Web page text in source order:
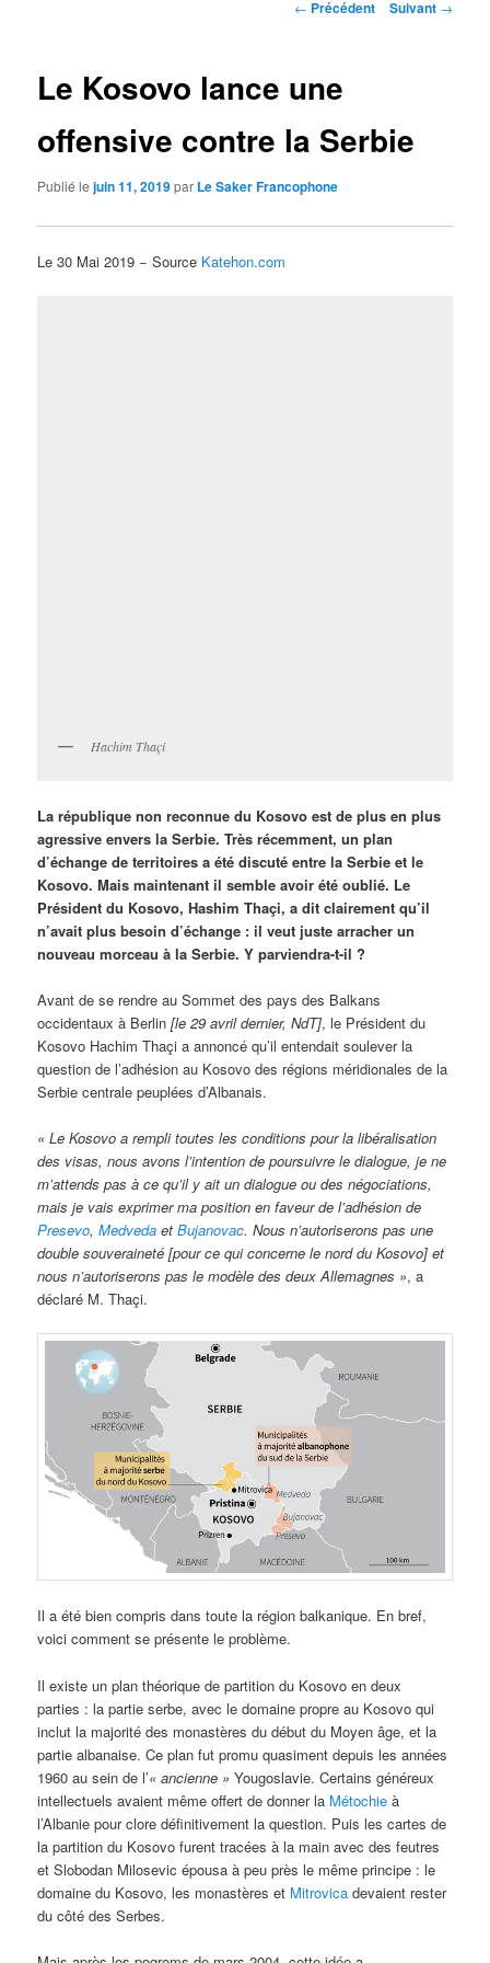
Navigation
← Précédent Suivant →
Le Kosovo lance une
offensive contre la Serbie
Publié lejuin 11, 2019par Le Saker Francophone
Le 30 Mai 2019 − Source Katehon.com
Hachim Thaçi
La république non reconnue du Kosovo est de plus en plus
agressive envers la Serbie. Très récemment, un plan
d’échange de territoires a été discuté entre la Serbie et le
Kosovo. Mais maintenant il semble avoir été oublié. Le
Président du Kosovo, Hashim Thaçi, a dit clairement qu’il
n’avait plus besoin d’échange : il veut juste arracher un
nouveau morceau à la Serbie. Y parviendra-t-il ?
Avant de se rendre au Sommet des pays des Balkans
occidentaux à Berlin[le 29 avril dernier, NdT], le Président du
Kosovo Hachim Thaçi a annoncé qu’il entendait soulever la
question de l’adhésion au Kosovo des régions méridionales de la
Serbie centrale peuplées d’Albanais.
« Le Kosovo a rempli toutes les conditions pour la libéralisation
des visas, nous avons l’intention de poursuivre le dialogue, je ne
m’attends pas à ce qu’il y ait un dialogue ou des négociations,
mais je vais exprimer ma position en faveur de l’adhésion de
Presevo,Medveda etBujanovac. Nous n’autoriserons pas une
double souveraineté [pour ce qui concerne le nord du Kosovo] et
nous n’autoriserons pas le modèle des deux Allemagnes », a
déclaré M. Thaçi.
Il a été bien compris dans toute la région balkanique. En bref,
voici comment se présente le problème.
Il existe un plan théorique de partition du Kosovo en deux
parties : la partie serbe, avec le domaine propre au Kosovo qui
inclut la majorité des monastères du début du Moyen âge, et la
partie albanaise. Ce plan fut promu quasiment depuis les années
1960 au sein de l’« ancienne » Yougoslavie. Certains généreux
intellectuels avaient même offert de donner la Métochie à
l’Albanie pour clore définitivement la question. Puis les cartes de
la partition du Kosovo furent tracées à la main avec des feutres
et Slobodan Milosevic épousa à peu près le même principe : le
domaine du Kosovo, les monastères et Mitrovica devaient rester
du côté des Serbes.